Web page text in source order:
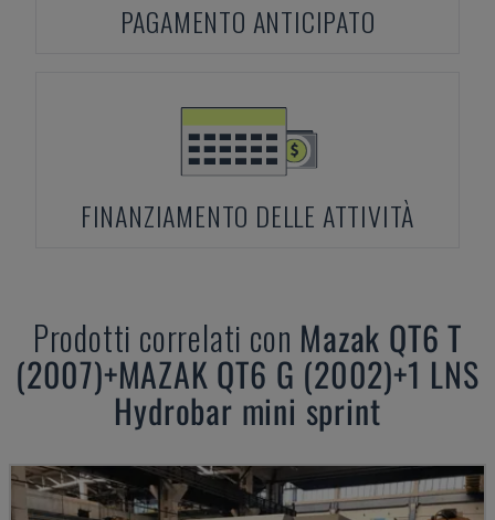
PAGAMENTO ANTICIPATO
FINANZIAMENTO DELLE ATTIVITÀ
Prodotti correlati con Mazak QT6 T
(2007)+MAZAK QT6 G (2002)+1 LNS
Hydrobar mini sprint